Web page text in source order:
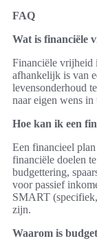
FAQ
Wat is financiële
Financiële vrijheid
afhankelijk is van
levensonderhoud
naar eigen wens in
Hoe kan ik een
Een financieel
financiële doelen
budgettering,
voor passief
SMART
zijn.
Waarom is